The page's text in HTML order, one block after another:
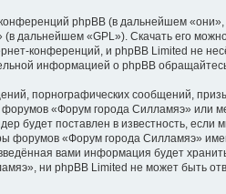
phpBB (в дальнейшем
(в дальнейшем «GPL»). Скачать его
конференций, и phpBB Limited не
информацией о phpBB
порнографических сообщений,
«Форум города Силламяэ»
будет поставлен в известность,
форумов «Форум города Силламяэ»
вами информация будет
ни phpBB Limited не может быть